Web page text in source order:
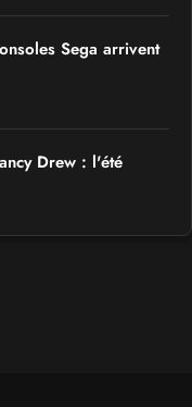
Sega arrivent
Drew : l'été